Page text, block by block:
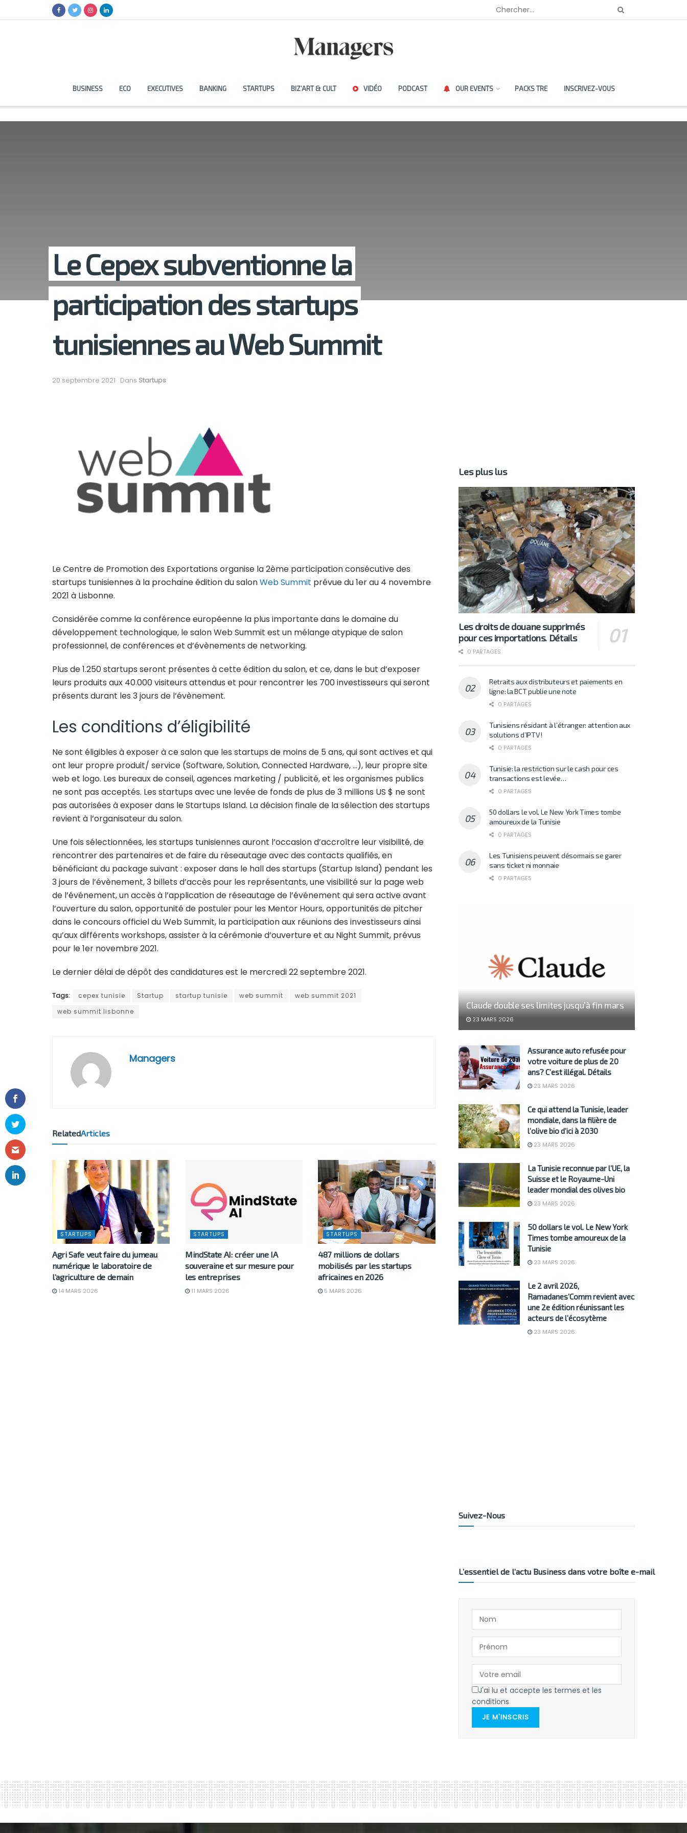
BUSINESS ECO EXECUTIVES BANKING STARTUPS BIZ’ART & CULT VIDÉO PODCAST OUR EVENTS PACKS TRE INSCRIVEZ-VOUS
Le Cepex subventionne la
participation des startups
tunisiennes au Web Summit
20 septembre 2021 Dans Startups
Le Centre de Promotion des Exportations organise la 2ème participation consécutive des
startups tunisiennes à la prochaine édition du salonWeb Summit prévue du 1er au 4 novembre
2021 à Lisbonne.
Considérée comme la conférence européenne la plus importante dans le domaine du
développement technologique, le salon Web Summit est un mélange atypique de salon
professionnel, de conférences et d’évènements de networking.
Plus de 1.250 startups seront présentes à cette édition du salon, et ce, dans le but d’exposer
leurs produits aux 40.000 visiteurs attendus et pour rencontrer les 700 investisseurs qui seront
présents durant les 3 jours de l’évènement.
Les conditions d’éligibilité
Ne sont éligibles à exposer à ce salon que les startups de moins de 5 ans, qui sont actives et qui
ont leur propre produit/ service (Software, Solution, Connected Hardware, …), leur propre site
web et logo. Les bureaux de conseil, agences marketing / publicité, et les organismes publics
ne sont pas acceptés. Les startups avec une levée de fonds de plus de 3 millions US $ ne sont
pas autorisées à exposer dans le Startups Island. La décision finale de la sélection des startups
revient à l’organisateur du salon.
Une fois sélectionnées, les startups tunisiennes auront l’occasion d’accroître leur visibilité, de
rencontrer des partenaires et de faire du réseautage avec des contacts qualifiés, en
bénéficiant du package suivant : exposer dans le hall des startups (Startup Island) pendant les
3 jours de l’évènement, 3 billets d’accès pour les représentants, une visibilité sur la page web
de l’événement, un accès à l’application de réseautage de l’événement qui sera active avant
l’ouverture du salon, opportunité de postuler pour les Mentor Hours, opportunités de pitcher
dans le concours officiel du Web Summit, la participation aux réunions des investisseurs ainsi
qu’aux différents workshops, assister à la cérémonie d’ouverture et au Night Summit, prévus
pour le 1er novembre 2021.
Le dernier délai de dépôt des candidatures est le mercredi 22 septembre 2021.
Tags: cepex tunisie Startup startup tunisie web summit
web summit 2021
web summit lisbonne
Managers
RelatedArticles
STARTUPS
Agri Safe veut faire du jumeau
numérique le laboratoire de
l’agriculture de demain
14 MARS 2026
STARTUPS
MindState AI: créer une IA
souveraine et sur mesure pour
les entreprises
11 MARS 2026
STARTUPS
487 millions de dollars
mobilisés par les startups
africaines en 2026
5 MARS 2026
Les plus lus
Les droits de douane supprimés
pour ces importations. Détails
0 PARTAGES
Retraits aux distributeurs et paiements en
ligne: la BCT publie une note
0 PARTAGES
Tunisiens résidant à l’étranger: attention aux
solutions d’IPTV!
0 PARTAGES
Tunisie: la restriction sur le cash pour ces
transactions est levée…
0 PARTAGES
50 dollars le vol. Le New York Times tombe
amoureux de la Tunisie
0 PARTAGES
Les Tunisiens peuvent désormais se garer
sans ticket ni monnaie
0 PARTAGES
Claude double ses limites jusqu’à fin mars
23 MARS 2026
Assurance auto refusée pour
votre voiture de plus de 20
ans? C’est illégal. Détails
23 MARS 2026
Ce qui attend la Tunisie, leader
mondiale, dans la filière de
l’olive bio d’ici à 2030
23 MARS 2026
La Tunisie reconnue par l’UE, la
Suisse et le Royaume-Uni
leader mondial des olives bio
23 MARS 2026
50 dollars le vol. Le New York
Times tombe amoureux de la
Tunisie
23 MARS 2026
Le 2 avril 2026,
Ramadanes’Comm revient avec
une 2e édition réunissant les
acteurs de l’écosytème
23 MARS 2026
Suivez-Nous
L’essentiel de l’actu Business dans votre boîte e-mail
J'ai lu et accepte les termes et les
conditions
JE M'INSCRIS